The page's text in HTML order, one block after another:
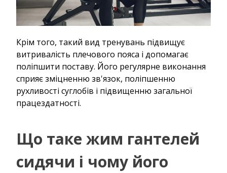
Крім того, такий вид тренувань підвищує
витривалість плечового пояса і допомагає
поліпшити поставу. Його регулярне виконання
сприяє зміцненню зв'язок, поліпшенню
рухливості суглобів і підвищенню загальної
працездатності.
Що таке жим гантелей
сидячи і чому його